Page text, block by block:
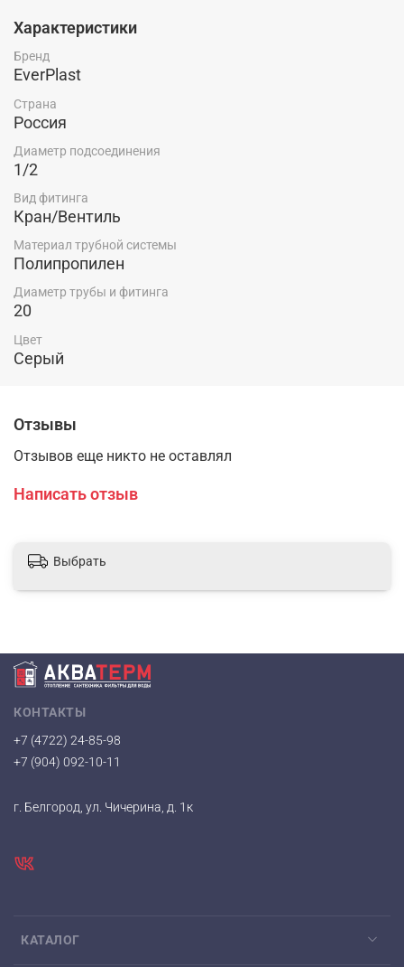
Характеристики
Бренд
EverPlast
Страна
Россия
Диаметр подсоединения
1/2
Вид фитинга
Кран/Вентиль
Материал трубной системы
Полипропилен
Диаметр трубы и фитинга
20
Цвет
Серый
Отзывы
Отзывов еще никто не оставлял
Написать отзыв
Выбрать
КАТАЛОГ
КОНТАКТЫ
+7 (4722) 24-85-98
+7 (904) 092-10-11
г. Белгород, ул. Чичерина, д. 1к